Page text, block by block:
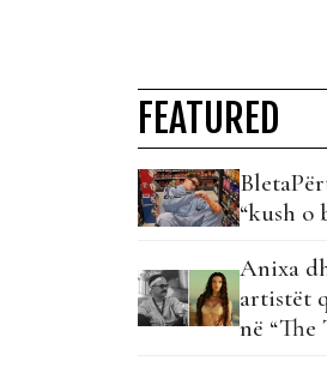
FEATURED
“kush o
Anixa
artistët
në “The